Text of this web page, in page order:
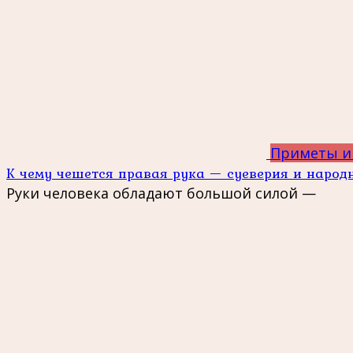
Приметы и
К чему чешется правая рука — суеверия и
Руки человека обладают большой силой —